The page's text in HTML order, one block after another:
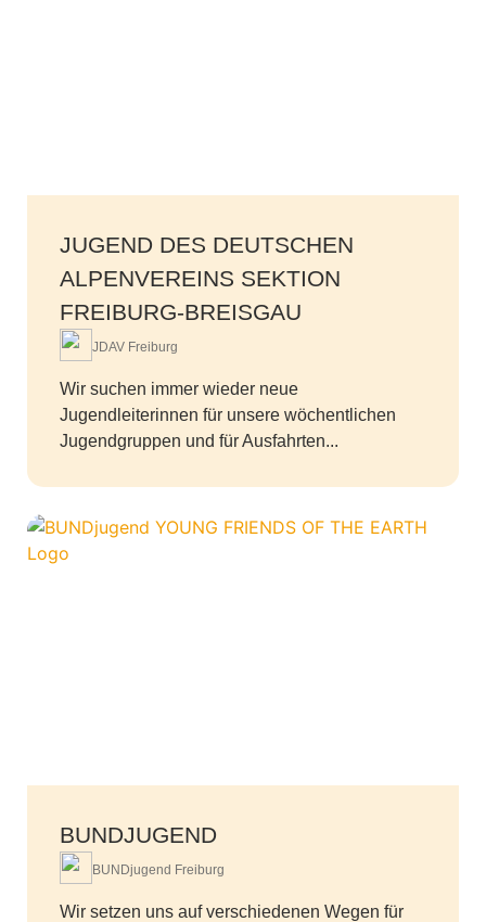
JUGEND DES DEUTSCHEN
ALPENVEREINS SEKTION
FREIBURG-BREISGAU
JDAV Freiburg
Wir suchen immer wieder neue
Jugendleiterinnen für unsere wöchentlichen
Jugendgruppen und für Ausfahrten...
BUNDJUGEND
BUNDjugend Freiburg
Wir setzen uns auf verschiedenen Wegen für